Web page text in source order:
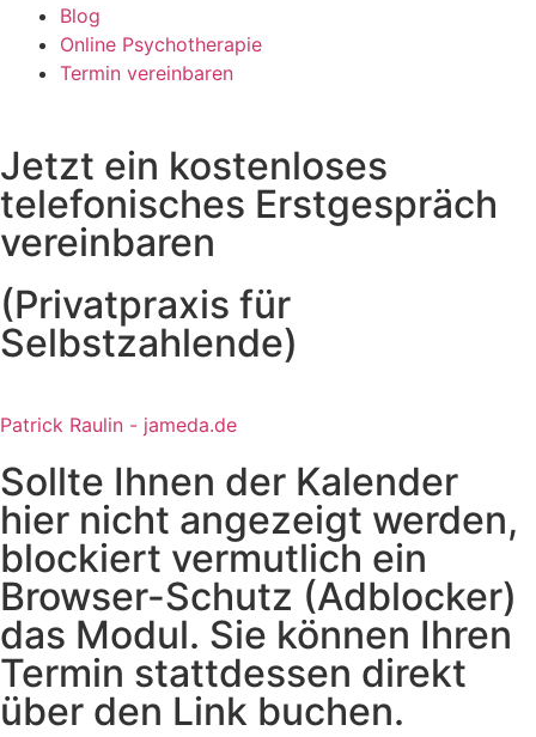
Blog
Online Psychotherapie
Termin vereinbaren
Jetzt ein kostenloses
telefonisches Erstgespräch
vereinbaren
(Privatpraxis für
Selbstzahlende)
Patrick Raulin - jameda.de
Sollte Ihnen der Kalender
hier nicht angezeigt werden,
blockiert vermutlich ein
Browser-Schutz (Adblocker)
das Modul. Sie können Ihren
Termin stattdessen direkt
über den Link buchen.